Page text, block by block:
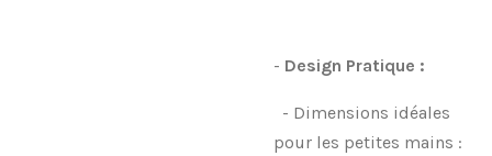
- Design Pratique :
- Dimensions idéales
pour les petites mains :